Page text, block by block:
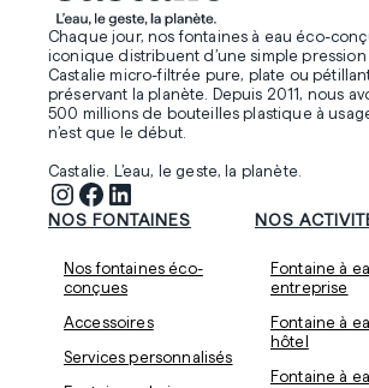
Chaque jour, nos fontaines à eau éco-
iconique distribuent d’une simple pression
Castalie micro-filtrée pure, plate ou
préservant la planète. Depuis 2011, nous
500 millions de bouteilles plastique à
n’est que le début.
Castalie. L’eau, le geste, la planète.
Instagram
Facebook
LinkedIn
NOS FONTAINES
Nos fontaines éco-
conçues
Accessoires
Services personnalisés
NOS
Fontaine à
entreprise
Fontaine à
hôtel
Fontaine à